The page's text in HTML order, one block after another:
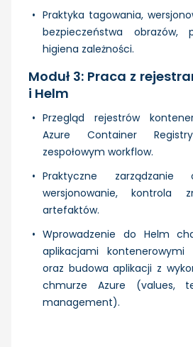
Praktyka tagowania,
bezpieczeństwa obrazów,
higiena zależności.
Moduł 3: Praca z
i Helm
Przegląd rejestrów
Azure Container
zespołowym workflow.
Praktyczne
wersjonowanie, kontrola
artefaktów.
Wprowadzenie do Helm
aplikacjami
oraz budowa aplikacji z
chmurze Azure (values,
management).